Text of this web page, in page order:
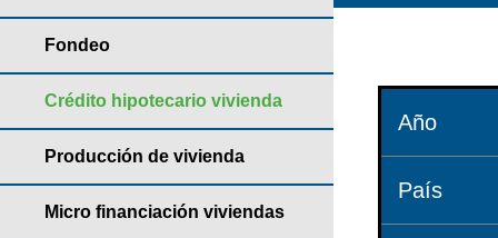
Fondeo
Crédito hipotecario vivienda
Producción de vivienda
Micro financiación viviendas
Año
País